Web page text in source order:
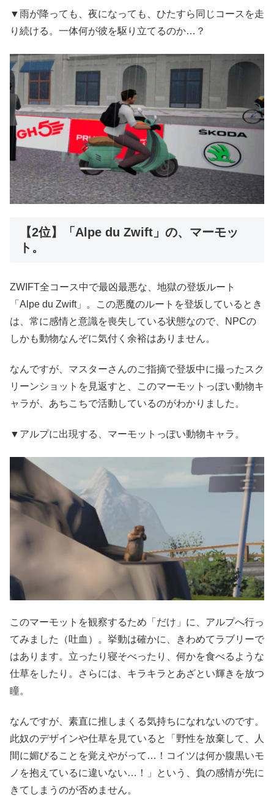
▼雨が降っても、夜になっても、ひたすら同じコースを走
り続ける。一体何が彼を駆り立てるのか…？
【2位】「Alpe du Zwift」の、マーモッ
ト。
ZWIFT全コース中で最凶最悪な、地獄の登坂ルート
「Alpe du Zwift」。この悪魔のルートを登坂しているとき
は、常に感情と意識を喪失している状態なので、NPCの
しかも動物なんぞに気付く余裕はありません。
なんですが、マスターさんのご指摘で登坂中に撮ったスク
リーンショットを見返すと、このマーモットっぽい動物キ
ャラが、あちこちで活動しているのがわかりました。
▼アルプに出現する、マーモットっぽい動物キャラ。
このマーモットを観察するため「だけ」に、アルプへ行っ
てみました（吐血）。挙動は確かに、きわめてラブリーで
はあります。立ったり寝そべったり、何かを食べるような
仕草をしたり。さらには、キラキラとあざとい輝きを放つ
瞳。
なんですが、素直に推しまくる気持ちになれないのです。
此奴のデザインや仕草を見ていると「野性を放棄して、人
間に媚びることを覚えやがって…！コイツは何か腹黒いモ
ノを抱えているに違いない…！」という、負の感情が先に
きてしまうのが否めません。